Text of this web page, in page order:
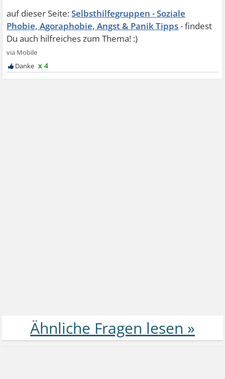
Selbsthilfegruppen - Soziale
Phobie, Agoraphobie, Angst & Panik Tipps
x 4